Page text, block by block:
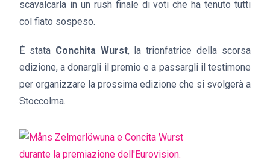
scavalcarla in un rush finale di voti che ha tenuto tutti
col fiato sospeso.
È stata Conchita Wurst, la trionfatrice della scorsa
edizione, a donargli il premio e a passargli il testimone
per organizzare la prossima edizione che si svolgerà a
Stoccolma.